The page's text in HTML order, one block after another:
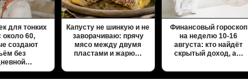
для тонких
около 60,
создают
без
Капусту не шинкую и не
заворачиваю: прячу
мясо между двумя
пластами и жарю…
Финансовый гороскоп
на неделю 10-16
августа: кто найдёт
скрытый доход, а…